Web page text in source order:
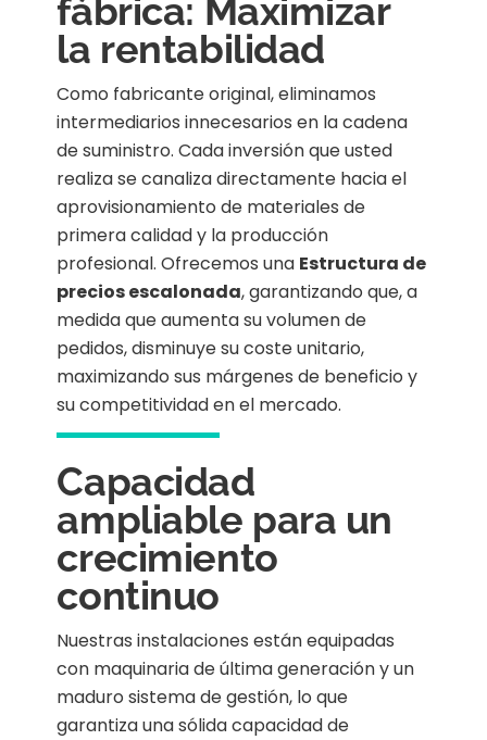
fábrica: Maximizar
la rentabilidad
Como fabricante original, eliminamos
intermediarios innecesarios en la cadena
de suministro. Cada inversión que usted
realiza se canaliza directamente hacia el
aprovisionamiento de materiales de
primera calidad y la producción
profesional. Ofrecemos una Estructura de
precios escalonada, garantizando que, a
medida que aumenta su volumen de
pedidos, disminuye su coste unitario,
maximizando sus márgenes de beneficio y
su competitividad en el mercado.
Capacidad
ampliable para un
crecimiento
continuo
Nuestras instalaciones están equipadas
con maquinaria de última generación y un
maduro sistema de gestión, lo que
garantiza una sólida capacidad de